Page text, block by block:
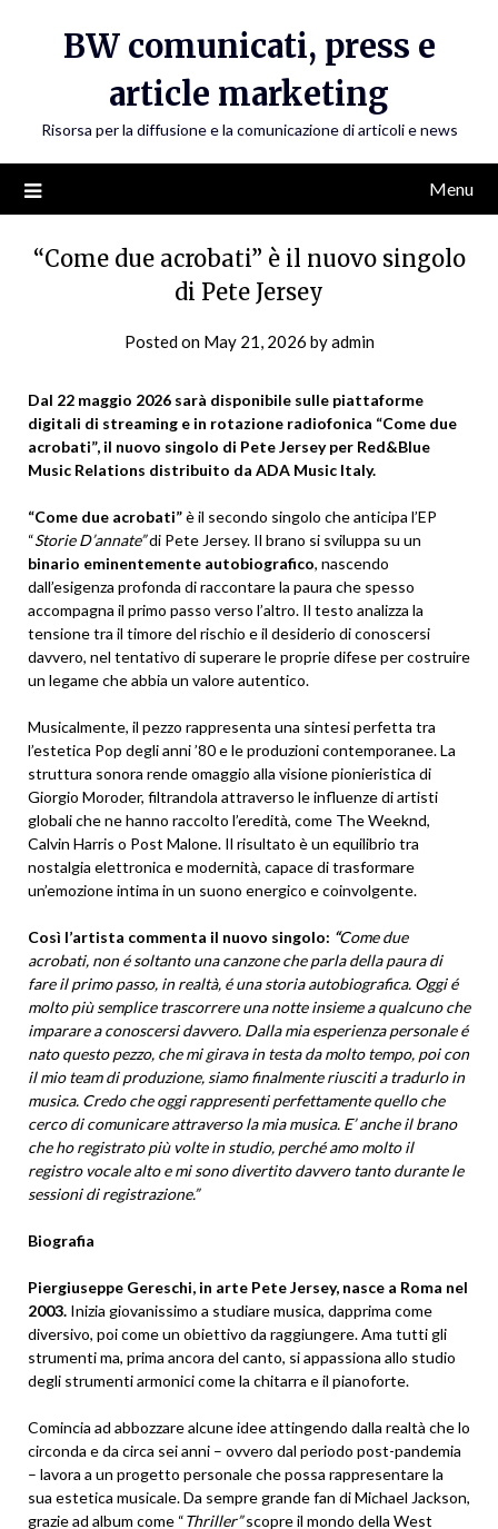
BW comunicati, press e
article marketing
Risorsa per la diffusione e la comunicazione di articoli e news
Menu
“Come due acrobati” è il nuovo singolo
di Pete Jersey
Posted on May 21, 2026 byadmin
Dal 22 maggio 2026 sarà disponibile sulle piattaforme
digitali di streaming e in rotazione radiofonica “Come due
acrobati”, il nuovo singolo di Pete Jersey per Red&Blue
Music Relations distribuito da ADA Music Italy.
“Come due acrobati”è il secondo singolo che anticipa l’EP
“Storie D’annate”di Pete Jersey. Il brano si sviluppa su un
binario eminentemente autobiografico, nascendo
dall’esigenza profonda di raccontare la paura che spesso
accompagna il primo passo verso l’altro. Il testo analizza la
tensione tra il timore del rischio e il desiderio di conoscersi
davvero, nel tentativo di superare le proprie difese per costruire
un legame che abbia un valore autentico.
Musicalmente, il pezzo rappresenta una sintesi perfetta tra
l’estetica Pop degli anni ’80 e le produzioni contemporanee. La
struttura sonora rende omaggio alla visione pionieristica di
Giorgio Moroder, filtrandola attraverso le influenze di artisti
globali che ne hanno raccolto l’eredità, come The Weeknd,
Calvin Harris o Post Malone. Il risultato è un equilibrio tra
nostalgia elettronica e modernità, capace di trasformare
un’emozione intima in un suono energico e coinvolgente.
Così l’artista commenta il nuovo singolo: “Come due
acrobati, non é soltanto una canzone che parla della paura di
fare il primo passo, in realtà, é una storia autobiografica. Oggi é
molto più semplice trascorrere una notte insieme a qualcuno che
imparare a conoscersi davvero. Dalla mia esperienza personale é
nato questo pezzo, che mi girava in testa da molto tempo, poi con
il mio team di produzione, siamo finalmente riusciti a tradurlo in
musica. Credo che oggi rappresenti perfettamente quello che
cerco di comunicare attraverso la mia musica. E’ anche il brano
che ho registrato più volte in studio, perché amo molto il
registro vocale alto e mi sono divertito davvero tanto durante le
sessioni di registrazione.”
Biografia
Piergiuseppe Gereschi, in arte Pete Jersey, nasce a Roma nel
2003. Inizia giovanissimo a studiare musica, dapprima come
diversivo, poi come un obiettivo da raggiungere. Ama tutti gli
strumenti ma, prima ancora del canto, si appassiona allo studio
degli strumenti armonici come la chitarra e il pianoforte.
Comincia ad abbozzare alcune idee attingendo dalla realtà che lo
circonda e da circa sei anni – ovvero dal periodo post-pandemia
– lavora a un progetto personale che possa rappresentare la
sua estetica musicale. Da sempre grande fan di Michael Jackson,
grazie ad album come “Thriller”scopre il mondo della West